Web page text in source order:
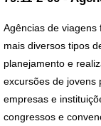
Agências de
mais diversos tipos
planejamento e
excursões de jovens
empresas e
congressos e